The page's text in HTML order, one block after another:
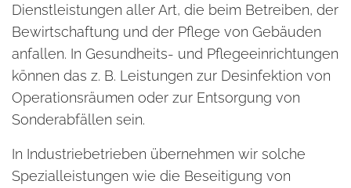
Dienstleistungen aller Art, die beim Betreiben, der
Bewirtschaftung und der Pflege von Gebäuden
anfallen. In Gesundheits- und Pflegeeinrichtungen
können das z. B. Leistungen zur Desinfektion von
Operationsräumen oder zur Entsorgung von
Sonderabfällen sein.
In Industriebetrieben übernehmen wir solche
Spezialleistungen wie die Beseitigung von